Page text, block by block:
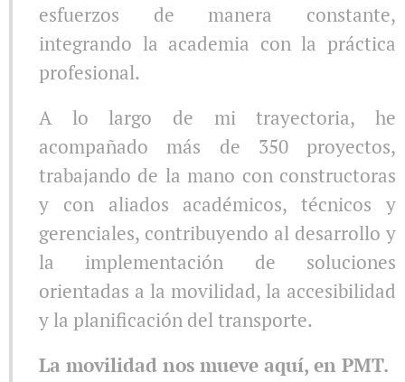
esfuerzos de manera constante,
integrando la academia con la práctica
profesional.
A lo largo de mi trayectoria, he
acompañado más de 350 proyectos,
trabajando de la mano con constructoras
y con aliados académicos, técnicos y
gerenciales, contribuyendo al desarrollo y
la implementación de soluciones
orientadas a la movilidad, la accesibilidad
y la planificación del transporte.
La movilidad nos mueve aquí, en PMT.